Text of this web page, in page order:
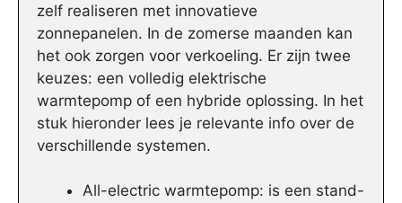
zelf realiseren met innovatieve
zonnepanelen. In de zomerse maanden kan
het ook zorgen voor verkoeling. Er zijn twee
keuzes: een volledig elektrische
warmtepomp of een hybride oplossing. In het
stuk hieronder lees je relevante info over de
verschillende systemen.
All-electric warmtepomp: is een stand-